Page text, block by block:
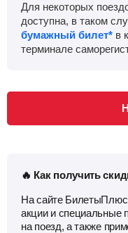
Для некоторых
доступна, в таком
бумажный билет* в
терминале
🔥 Как получить
На сайте БилетыПлюс
акции и специальные
на поезд, а также